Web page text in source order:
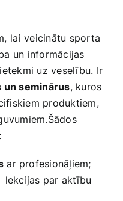
lai ​veicinātu sporta‌
un informācijas
uz veselību.⁣ Ir
un seminārus, kuros
produktiem,
ar profesionāļiem;
‌ lekcijas par⁤ aktību